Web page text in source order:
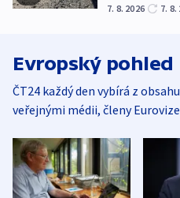
7. 8. 2026 7. 8.
Evropský pohled
ČT24 každý den vybírá z
veřejnými médii, členy